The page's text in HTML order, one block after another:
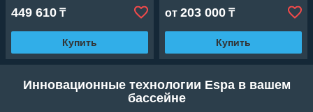
449 610 ₸
Купить
от 203 000 ₸
Купить
Инновационные технологии Espa в вашем
бассейне